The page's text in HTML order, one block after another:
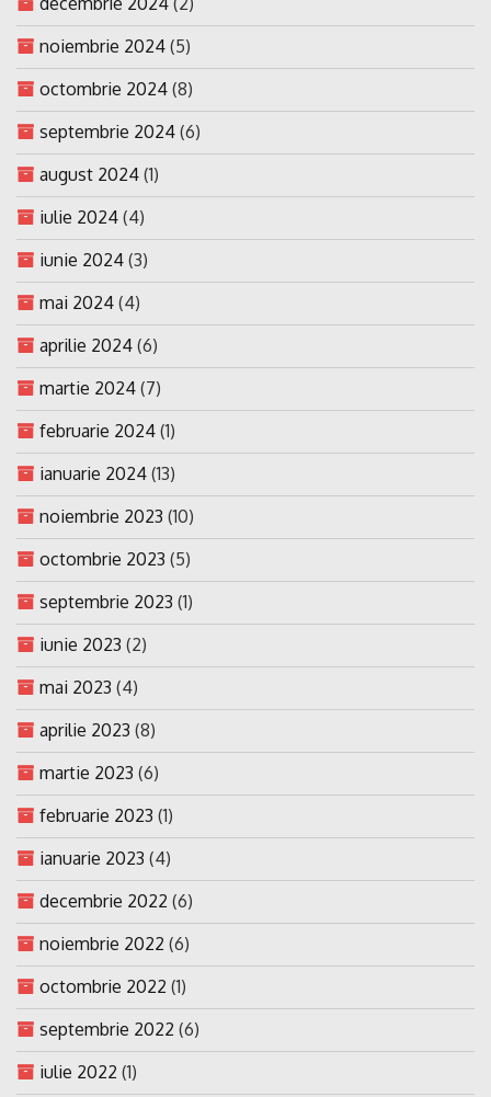
noiembrie 2024 (5)
octombrie 2024 (8)
septembrie 2024 (6)
august 2024 (1)
iulie 2024 (4)
iunie 2024 (3)
mai 2024 (4)
aprilie 2024 (6)
martie 2024 (7)
februarie 2024 (1)
ianuarie 2024 (13)
noiembrie 2023 (10)
octombrie 2023 (5)
septembrie 2023 (1)
iunie 2023 (2)
mai 2023 (4)
aprilie 2023 (8)
martie 2023 (6)
februarie 2023 (1)
ianuarie 2023 (4)
decembrie 2022 (6)
noiembrie 2022 (6)
octombrie 2022 (1)
septembrie 2022 (6)
iulie 2022 (1)